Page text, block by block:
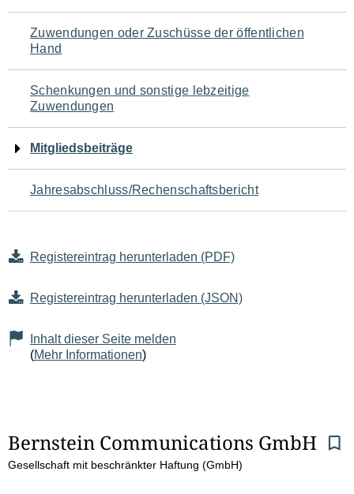
Zuwendungen oder Zuschüsse der öffentlichen
Hand
Schenkungen und sonstige lebzeitige
Zuwendungen
Mitgliedsbeiträge
Jahresabschluss/Rechenschaftsbericht
Registereintrag herunterladen (PDF)
Registereintrag herunterladen (JSON)
Inhalt dieser Seite melden
(Mehr Informationen)
S
e
Bernstein Communications GmbH
Gesellschaft mit beschränkter Haftung (GmbH)